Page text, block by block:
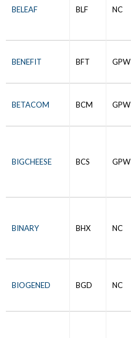
BELEAF BLF NC
BENEFIT BFT GPW
BETACOM BCM GPW
BIGCHEESE BCS GPW
BINARY BHX NC
BIOGENED BGD NC